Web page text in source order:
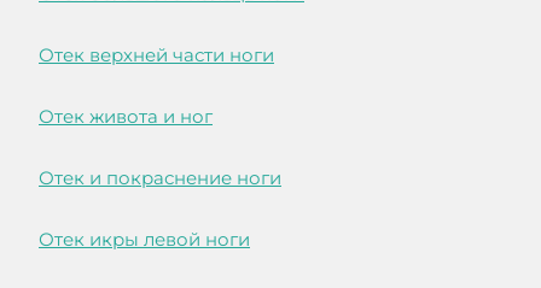
Отек верхней части ноги
Отек живота и ног
Отек и покраснение ноги
Отек икры левой ноги